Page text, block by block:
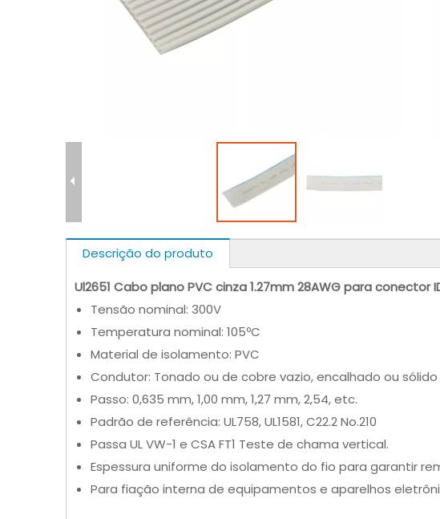
Descrição do produto
Ul2651 Cabo plano PVC cinza 1.27mm 28AWG para conector
Tensão nominal: 300V
Temperatura nominal: 105ºC
Material de isolamento: PVC
Condutor: Tonado ou de cobre vazio, encalhado ou sólido
Passo: 0,635 mm, 1,00 mm, 1,27 mm, 2,54, etc.
Padrão de referência: UL758, UL1581, C22.2 No.210
Passa UL VW-1 e CSA FT1 Teste de chama vertical.
Espessura uniforme do isolamento do fio para garantir
Para fiação interna de equipamentos e aparelhos